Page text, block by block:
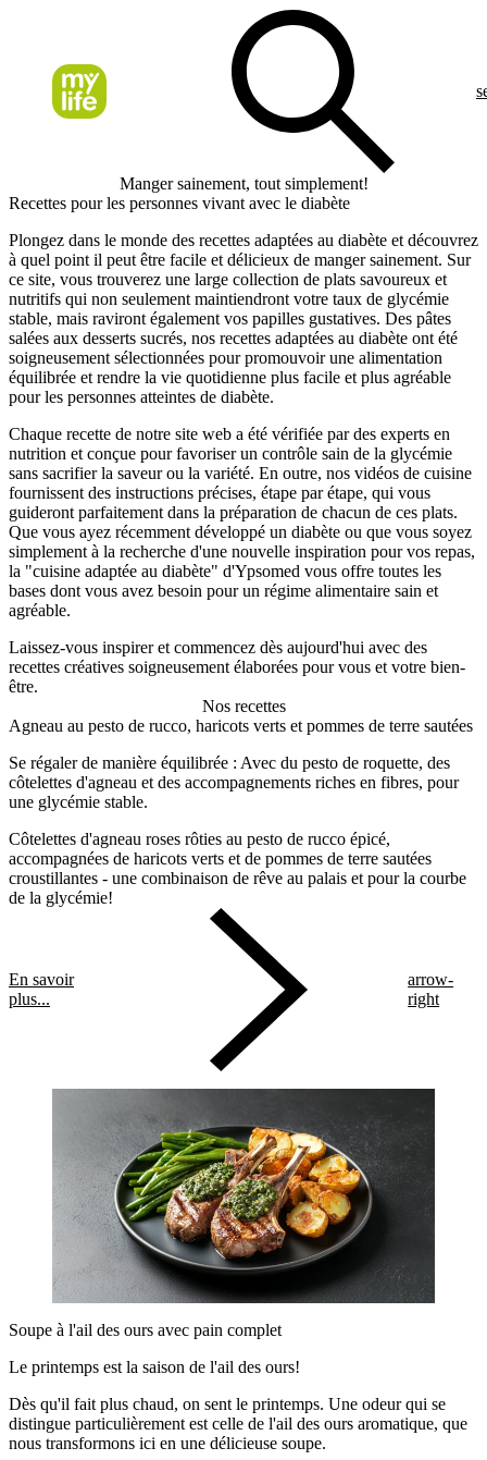
Manger sainement, tout simplement!
Recettes pour les personnes vivant avec le diabète
Plongez dans le monde des recettes adaptées au diabète et découvrez
à quel point il peut être facile et délicieux de manger sainement. Sur
ce site, vous trouverez une large collection de plats savoureux et
nutritifs qui non seulement maintiendront votre taux de glycémie
stable, mais raviront également vos papilles gustatives. Des pâtes
salées aux desserts sucrés, nos recettes adaptées au diabète ont été
soigneusement sélectionnées pour promouvoir une alimentation
équilibrée et rendre la vie quotidienne plus facile et plus agréable
pour les personnes atteintes de diabète.
Chaque recette de notre site web a été vérifiée par des experts en
nutrition et conçue pour favoriser un contrôle sain de la glycémie
sans sacrifier la saveur ou la variété. En outre, nos vidéos de cuisine
fournissent des instructions précises, étape par étape, qui vous
guideront parfaitement dans la préparation de chacun de ces plats.
Que vous ayez récemment développé un diabète ou que vous soyez
simplement à la recherche d'une nouvelle inspiration pour vos repas,
la "cuisine adaptée au diabète" d'Ypsomed vous offre toutes les
bases dont vous avez besoin pour un régime alimentaire sain et
agréable.
Laissez-vous inspirer et commencez dès aujourd'hui avec des
recettes créatives soigneusement élaborées pour vous et votre bien-
être.
Nos recettes
Agneau au pesto de rucco, haricots verts et pommes de terre sautées
Se régaler de manière équilibrée : Avec du pesto de roquette, des
côtelettes d'agneau et des accompagnements riches en fibres, pour
une glycémie stable.
Côtelettes d'agneau roses rôties au pesto de rucco épicé,
accompagnées de haricots verts et de pommes de terre sautées
croustillantes - une combinaison de rêve au palais et pour la courbe
de la glycémie!
En savoir
plus...
arrow-
right
Soupe à l'ail des ours avec pain complet
Le printemps est la saison de l'ail des ours!
Dès qu'il fait plus chaud, on sent le printemps. Une odeur qui se
distingue particulièrement est celle de l'ail des ours aromatique, que
nous transformons ici en une délicieuse soupe.